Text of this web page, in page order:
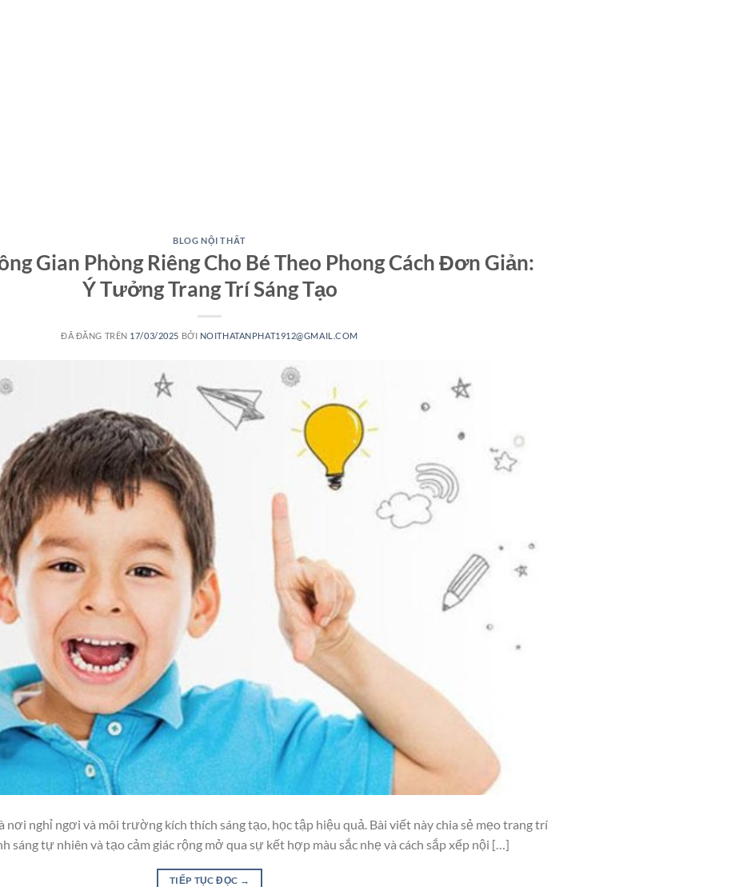
BLOG NỘI THẤT
Gian Phòng Riêng Cho Bé Theo Phong Cách Đơn Giản:
Ý Tưởng Trang Trí Sáng Tạo
ĐÃ ĐĂNG TRÊN 17/03/2025 BỞI NOITHATANPHAT1912@GMAIL.COM
nơi nghỉ ngơi và môi trường kích thích sáng tạo, học tập hiệu quả. Bài viết này chia sẻ mẹo trang trí
sáng tự nhiên và tạo cảm giác rộng mở qua sự kết hợp màu sắc nhẹ và cách sắp xếp nội […]
TIẾP TỤC ĐỌC →